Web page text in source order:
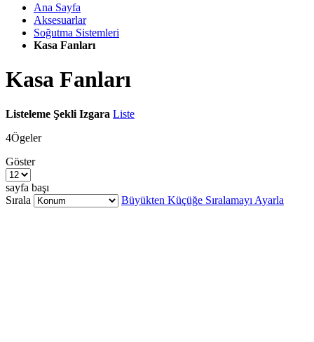
Ana Sayfa
Aksesuarlar
Soğutma Sistemleri
Kasa Fanları
Kasa Fanları
Listeleme Şekli Izgara Liste
4Ögeler
Göster
sayfa başı
Sırala
Büyükten Küçüğe Sıralamayı Ayarla